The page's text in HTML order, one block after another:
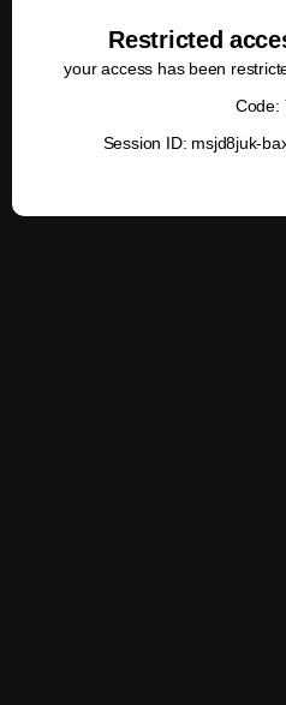
Restricted
your access has been
Code:
Session ID: msjd8juk-